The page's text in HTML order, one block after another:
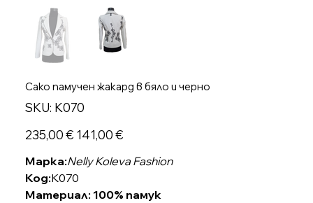
Сако памучен жакард в бяло и черно
SKU: SKU
K070
K070
Оригинална
цена
235,00 € Продажна
цена
141,00 €
Марка:Nelly Koleva Fashion
Код:K070
Материал: 100% памук